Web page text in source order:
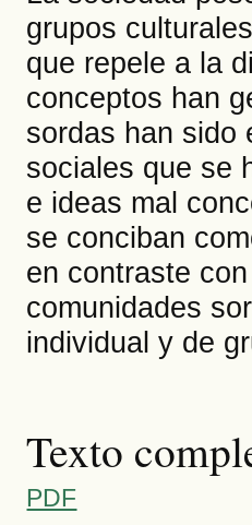
grupos
que repele a la
conceptos han
sordas han sido
sociales que se
e ideas mal
se conciban
en contraste
comunidades
individual y de
Texto
PDF